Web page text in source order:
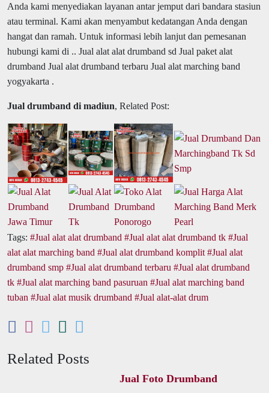
Anda kami menyediakan layanan antar jemput dari bandara stasiun
atau terminal. Kami akan menyambut kedatangan Anda dengan
hangat dan ramah. Untuk informasi lebih lanjut dan pemesanan
hubungi kami di .. Jual alat alat drumband sd Jual paket alat
drumband Jual alat drumband terbaru Jual alat marching band
yogyakarta .
Jual drumband di madiun, Related Post:
Tags: Jual alat alat drumband Jual alat alat drumband tk
Jual
alat alat marching band
Jual alat drumband komplit
Jual alat
drumband smp
Jual alat drumband terbaru
Jual alat drumband
tk
Jual alat marching band pasuruan
Jual alat marching band
tuban
Jual alat musik drumband Jual alat-alat drum
Related Posts
Jual Foto Drumband